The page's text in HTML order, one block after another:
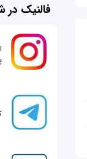
فالنیک در